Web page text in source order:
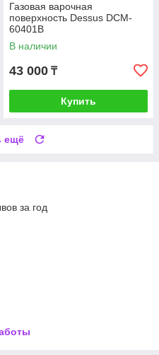
Газовая варочная
поверхность Dessus DCM-
60401B
В наличии
43 000 ₸
Купить
ещё
за год